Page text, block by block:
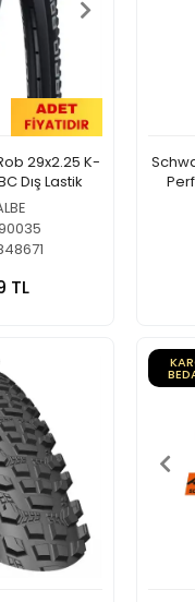
29x2.25 K-
Dış Lastik
TL